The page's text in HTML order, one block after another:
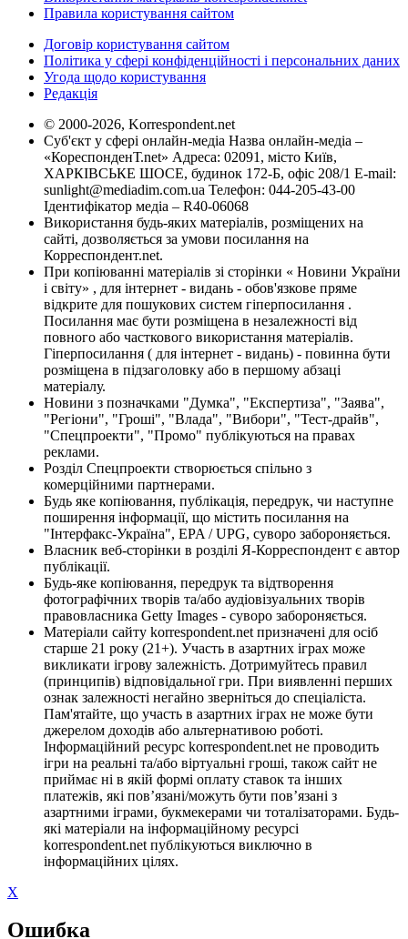
Правила користування сайтом
Договір користування сайтом
Політика у сфері конфіденційності і персональних даних
Угода щодо користування
Редакція
© 2000-2026, Korrespondent.net
Суб'єкт у сфері онлайн-медіа Назва онлайн-медіа –
«КореспонденТ.net» Адреса: 02091, місто Київ,
ХАРКІВСЬКЕ ШОСЕ, будинок 172-Б, офіс 208/1 E-mail:
sunlight@mediadim.com.ua Телефон: 044-205-43-00
Ідентифікатор медіа – R40-06068
Використання будь-яких матеріалів, розміщених на
сайті, дозволяється за умови посилання на
Корреспондент.net.
При копіюванні матеріалів зі сторінки « Новини України
і світу» , для інтернет - видань - обов'язкове пряме
відкрите для пошукових систем гіперпосилання .
Посилання має бути розміщена в незалежності від
повного або часткового використання матеріалів.
Гіперпосилання ( для інтернет - видань) - повинна бути
розміщена в підзаголовку або в першому абзаці
матеріалу.
Новини з позначками "Думка", "Експертиза", "Заява",
"Регіони", "Гроші", "Влада", "Вибори", "Тест-драйв",
"Спецпроекти", "Промо" публікуються на правах
реклами.
Розділ Спецпроекти створюється спільно з
комерційними партнерами.
Будь яке копіювання, публікація, передрук, чи наступне
поширення інформації, що містить посилання на
"Інтерфакс-Україна", EPA / UPG, суворо забороняється.
Власник веб-сторінки в розділі Я-Корреспондент є автор
публікації.
Будь-яке копіювання, передрук та відтворення
фотографічних творів та/або аудіовізуальних творів
правовласника Getty Images - суворо забороняється.
Матеріали сайту korrespondent.net призначені для осіб
старше 21 року (21+). Участь в азартних іграх може
викликати ігрову залежність. Дотримуйтесь правил
(принципів) відповідальної гри. При виявленні перших
ознак залежності негайно зверніться до спеціаліста.
Пам'ятайте, що участь в азартних іграх не може бути
джерелом доходів або альтернативою роботі.
Інформаційний ресурс korrespondent.net не проводить
ігри на реальні та/або віртуальні гроші, також сайт не
приймає ні в якій формі оплату ставок та інших
платежів, які пов’язані/можуть бути пов’язані з
азартними іграми, букмекерами чи тоталізаторами. Будь-
які матеріали на інформаційному ресурсі
korrespondent.net публікуються виключно в
інформаційних цілях.
X
Ошибка